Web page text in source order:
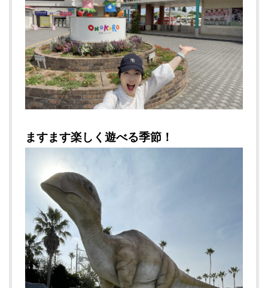
ますます楽しく遊べる季節！